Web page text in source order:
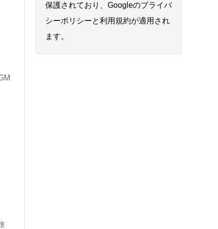
保護されており、Googleのプライバ
シーポリシーと利用規約が適用され
ます。